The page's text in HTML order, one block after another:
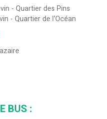
- Quartier des Pins
- Quartier de l'Océan
BUS :